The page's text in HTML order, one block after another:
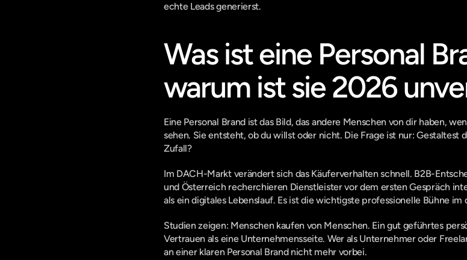
echte Leads generierst.
Was ist eine Personal
warum ist sie 2026
Eine Personal Brand ist das Bild, das andere Menschen von dir haben,
sehen. Sie entsteht, ob du willst oder nicht. Die Frage ist nur: Gestaltest
Zufall?
Im DACH-Markt verändert sich das Käuferverhalten schnell. B2B-
und Österreich recherchieren Dienstleister vor dem ersten Gespräch
als ein digitales Lebenslauf. Es ist die wichtigste professionelle Bühne im
Studien zeigen: Menschen kaufen von Menschen. Ein gut geführtes
Vertrauen als eine Unternehmensseite. Wer als Unternehmer oder
an einer klaren Personal Brand nicht mehr vorbei.